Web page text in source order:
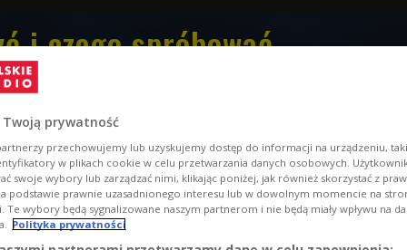
i czego spróbować
Duda. Audycję
Twoją prywatność
przechowujemy lub uzyskujemy dostęp do informacji na urządzeniu,
w plikach cookie w celu przetwarzania danych osobowych.
swoje wybory lub zarządzać nimi, klikając poniżej, jak również skorzystać z
podstawie prawnie uzasadnionego interesu lub w dowolnym momencie na
Te wybory będą sygnalizowane naszym partnerom i nie będą miały wpływu na
Polityka prywatności